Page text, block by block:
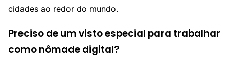
cidades ao redor do mundo.
Preciso de um visto especial para trabalhar
como nômade digital?